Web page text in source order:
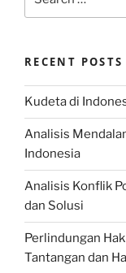
for:
RECENT POSTS
Kudeta di
Analisis
Indonesia
Analisis Konflik
dan Solusi
Perlindungan
Tantangan dan